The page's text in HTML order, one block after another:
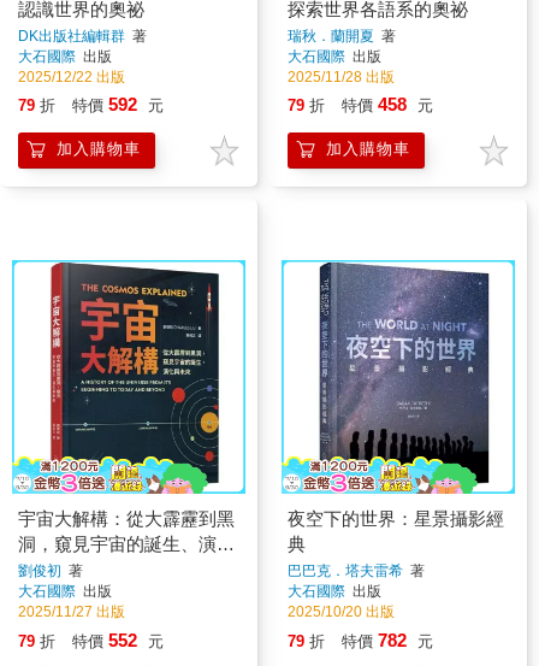
認識世界的奧祕
DK出版社編輯群 著
大石國際 出版
2025/12/22 出版
79 折 特價 592 元
加入購物車
探索世界各語系的奧祕
瑞秋．蘭開夏 著
大石國際 出版
2025/11/28 出版
79 折 特價 458 元
加入購物車
宇宙大解構：從大霹靂到黑
洞，窺見宇宙的誕生、演化
與未來
劉俊初 著
大石國際 出版
2025/11/27 出版
79 折 特價 552 元
夜空下的世界：星景攝影經
典
巴巴克．塔夫雷希 著
大石國際 出版
2025/10/20 出版
79 折 特價 782 元